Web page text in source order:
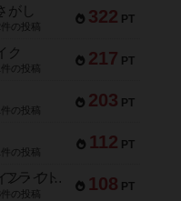
ス・ソーベル（Beth Sobel）
322 PT
がし
件の投稿
217 PT
ク
件の投稿
203 PT
件の投稿
112 PT
件の投稿
108 PT
ファースト・イン・フライト
件の投稿